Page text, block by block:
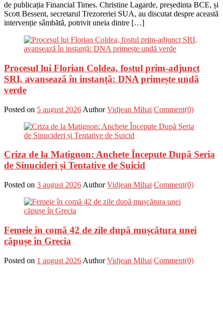
de publicația Financial Times. Christine Lagarde, președinta BCE, și
Scott Bessent, secretarul Trezoreriei SUA, au discutat despre această
intervenție sâmbătă, potrivit uneia dintre […]
Procesul lui Florian Coldea, fostul prim-adjunct
SRI, avansează în instanță: DNA primește undă
verde
Posted on 5 august 2026 Author Vidjean Mihai Comment(0)
Criza de la Matignon: Anchete Începute După Seria
de Sinucideri și Tentative de Suicid
Posted on 3 august 2026 Author Vidjean Mihai Comment(0)
Femeie în comă 42 de zile după mușcătura unei
căpușe în Grecia
Posted on 1 august 2026 Author Vidjean Mihai Comment(0)